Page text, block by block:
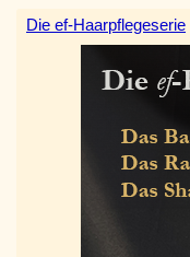
Die ef-Haarpflegeserie